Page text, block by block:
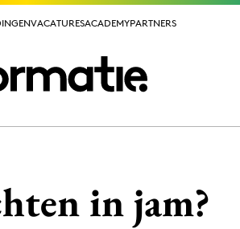
VACATURESACADEMYPARTNERS
VACATURESACADEMYPARTNERS
in jam?